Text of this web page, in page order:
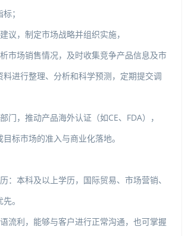
；
议，制定市场战略并组织实施，
市场销售情况，及时收集竞争产品信息及市
料进行整理、分析和科学预测，定期提交调
门，推动产品海外认证（如CE、FDA），
标市场的准入与商业化落地。
：本科及以上学历，国际贸易、市场营销、
。
流利，能够与客户进行正常沟通，也可掌握